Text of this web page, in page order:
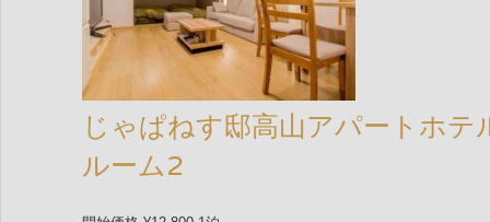
じゃぱねす邸高山アパートホテ
ルーム2